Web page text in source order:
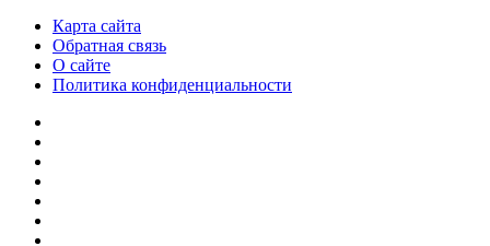
Карта сайта
Обратная связь
О сайте
Политика конфиденциальности